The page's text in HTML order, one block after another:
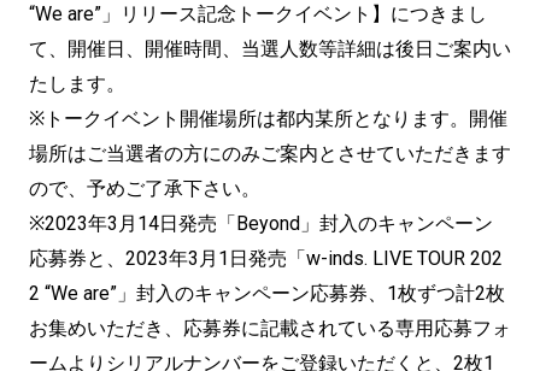
“We are”」リリース記念トークイベント】につきまし
て、開催日、
開催時間、当選人数等詳細は後日ご案内い
たします。
※トークイベント開催場所は都内某所となります。
開催
場所はご当選者の方にのみご案内とさせていただきます
ので、 予めご了承下さい。
※2023年3月14日発売「Beyond」 封入のキャンペーン
応募券と、2023年3月1日発売「w-inds. LIVE TOUR 202
2 “We are”」封入のキャンペーン応募券、 1枚ずつ計2枚
お集めいただき、 応募券に記載されている専用応募フォ
ームよりシリアルナンバーをご登録いただくと、2枚1